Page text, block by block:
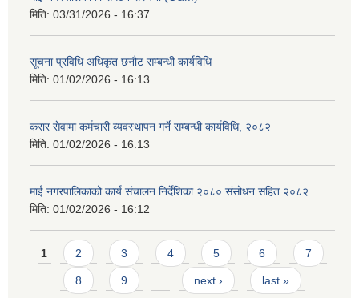
मिति: 03/31/2026 - 16:37
सूचना प्रविधि अधिकृत छनौट सम्बन्धी कार्यविधि
मिति: 01/02/2026 - 16:13
करार सेवामा कर्मचारी व्यवस्थापन गर्ने सम्बन्धी कार्यविधि, २०८२
मिति: 01/02/2026 - 16:13
माई नगरपालिकाको कार्य संचालन निर्देशिका २०८० संसोधन सहित २०८२
मिति: 01/02/2026 - 16:12
Pages
1 2 3 4 5 6 7
8 9 next › last »